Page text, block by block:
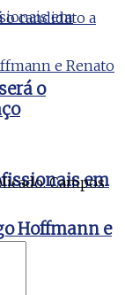
em
Hoffmann e
o
Campos